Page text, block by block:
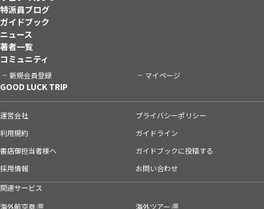
特派員ブログ
ガイドブック
ニュース
著者一覧
コミュニティ
新規会員登録 マイページ
GOOD LUCK TRIP
運営会社
プライバシーポリシー
利用規約
ガイドライン
書店御担当者様へ
ガイドブックに投稿する
採用情報
お問い合わせ
関連サービス
海外航空券
海外ツアー